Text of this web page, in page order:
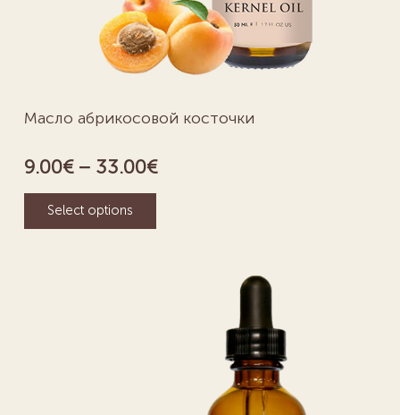
Масло абрикосовой косточки
9.00€– 33.00€
Select options